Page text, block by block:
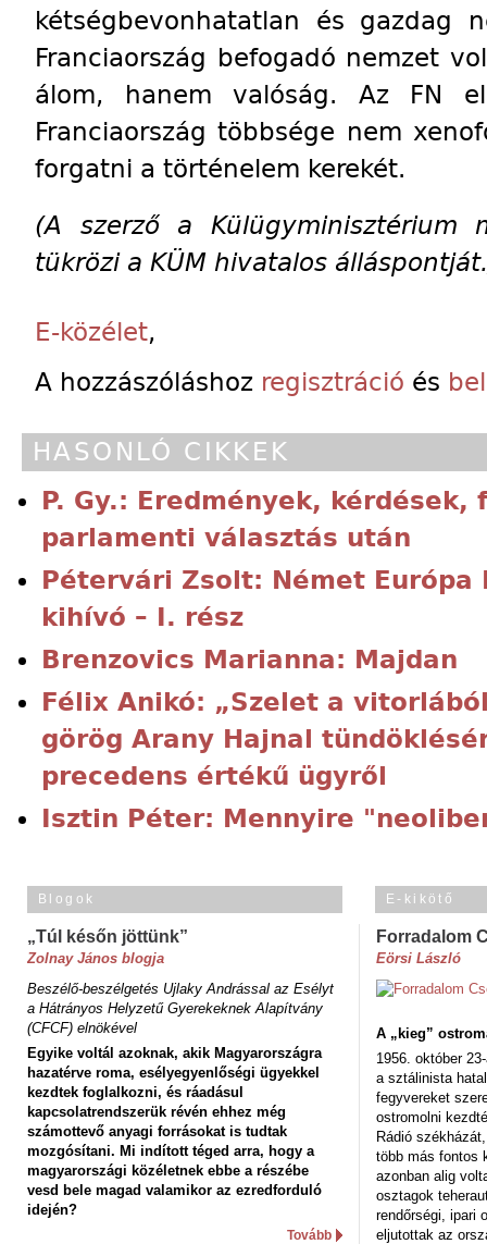
kétségbevonhatatlan és gazdag
Franciaország befogadó nemzet
álom, hanem valóság. Az FN
Franciaország többsége nem
forgatni a történelem kerekét.
(A szerző a Külügyminisztérium
tükrözi a KÜM hivatalos
E-közélet,
A hozzászóláshoz regisztráció és
HASONLÓ CIKKEK
P. Gy.: Eredmények, kérdések,
parlamenti választás után
Pétervári Zsolt: Német Európa
kihívó – I. rész
Brenzovics Marianna: Majdan
Félix Anikó: „Szelet a
görög Arany Hajnal
precedens értékű ügyről
Isztin Péter: Mennyire
Blogok
„Túl későn jöttünk”
Zolnay János blogja
Beszélő-beszélgetés Ujlaky Andrással az Esélyt
a Hátrányos Helyzetű Gyerekeknek Alapítvány
(CFCF) elnökével
Egyike voltál azoknak, akik Magyarországra
hazatérve roma, esélyegyenlőségi ügyekkel
kezdtek foglalkozni, és ráadásul
kapcsolatrendszerük révén ehhez még
számottevő anyagi forrásokat is tudtak
mozgósítani. Mi indított téged arra, hogy a
magyarországi közéletnek ebbe a részébe
vesd bele magad valamikor az ezredforduló
idején?
Tovább
E-kikötő
Forradalom
Eörsi László
A „kieg”
1956. október
a sztálinista
fegyvereket
ostromolni
Rádió
több más fontos
azonban alig
osztagok
rendőrségi, ipari
eljutottak az